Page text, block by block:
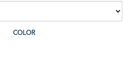
COLOR